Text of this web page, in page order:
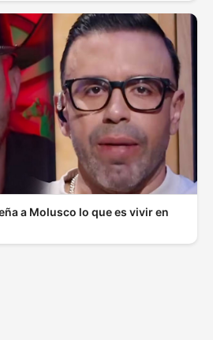
a Molusco lo que es vivir en